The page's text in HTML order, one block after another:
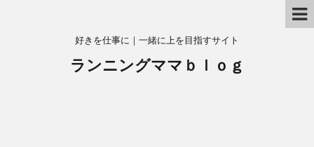
好きを仕事に｜一緒に上を目指すサイト
ランニングママｂｌｏｇ